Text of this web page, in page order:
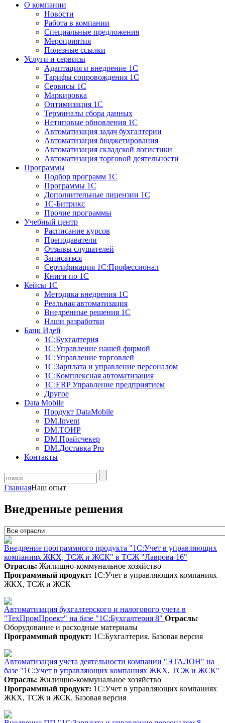
О компании
Новости
Работа в компании
Специальные предложения
Мероприятия
Полезные ссылки
Услуги и сервисы
Адаптация и внедрение 1С
Тарифы сопровождения 1С
Сервисы 1С
Маркировка
Оптимизация 1С
Терминалы сбора данных
Нетиповые обновления 1С
Автоматизация задач бухгалтерии
Автоматизация бюджетирования
Автоматизация складской логистики
Автоматизация торговой деятельности
Программы
Подбор программ 1С
Программы 1С
Дополнительные лицензии 1С
1С-Битрикс
Прочие программы
Учебный центр
Расписание курсов
Преподаватели
Отзывы слушателей
Записаться
Сертификация 1С:Профессионал
Книги по 1С
Кейсы 1С
Методика внедрения 1С
Реальная автоматизация
Внедренные решения 1С
Наши разработки
Банк Идей
1С:Бухгалтерия
1С:Управление нашей фирмой
1С:Управление торговлей
1С:Зарплата и управление персоналом
1С:Комплексная автоматизация
1С:ERP Управление предприятием
Другое
Data Mobile
Продукт DataMobile
DM.Invent
DM.ТОИР
DM.Прайсчекер
DM.Доставка Pro
Контакты
ГлавнаяНаш опыт
Внедренные решения
Внедрение программного продукта "1С:Учет в управляющих
компаниях ЖКХ, ТСЖ и ЖСК" в ТСЖ "Лаврова-16"
Отрасль: Жилищно-коммунальное хозяйство
Программный продукт: 1С:Учет в управляющих компаниях
ЖКХ, ТСЖ и ЖСК
Автоматизация бухгалтерского и налогового учета в
"ТехПромПроект" на базе "1С:Бухгалтерия 8" Отрасль:
Оборудование и расходные материалы
Программный продукт: 1С:Бухгалтерия. Базовая версия
Автоматизация учета деятельности компании "ЭТАЛОН" на
базе "1С:Учет в управляющих компаниях ЖКХ, ТСЖ и ЖСК"
Отрасль: Жилищно-коммунальное хозяйство
Программный продукт: 1С:Учет в управляющих компаниях
ЖКХ, ТСЖ и ЖСК. Базовая версия